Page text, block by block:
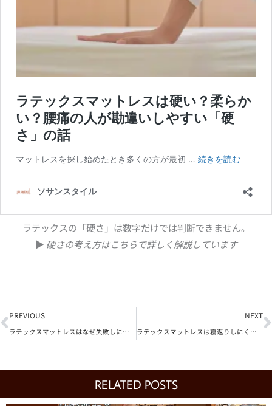
ラテックスの「硬さ」は数字だけでは判断できません。
▶︎ 硬さの考え方はこちらで詳しく解説しています
PREVIOUS
ラテックスマットレスはなぜ失敗しにくいのか― 専門店で6年間トラブルゼロの理由 ―
NEXT
ラテックスマットレスは寝返りしにくい？― そう感じる人に共通する“ある勘違い”
RELATED POSTS